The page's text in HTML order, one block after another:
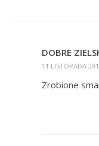
DOBRE
11 LISTOPADA
Zrobione